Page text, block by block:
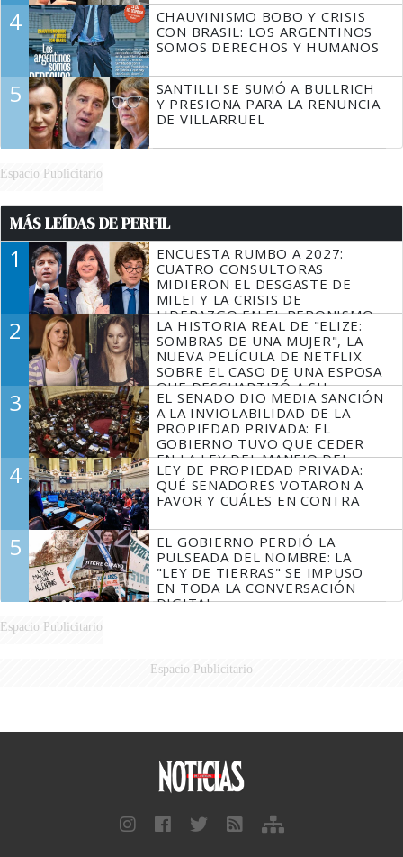
4
CHAUVINISMO BOBO Y CRISIS
CON BRASIL: LOS ARGENTINOS
SOMOS DERECHOS Y HUMANOS
5
SANTILLI SE SUMÓ A BULLRICH
Y PRESIONA PARA LA RENUNCIA
DE VILLARRUEL
Espacio Publicitario
MÁS LEÍDAS DE PERFIL
1
ENCUESTA RUMBO A 2027:
CUATRO CONSULTORAS
MIDIERON EL DESGASTE DE
MILEI Y LA CRISIS DE
LIDERAZGO EN EL PERONISMO
2
LA HISTORIA REAL DE "ELIZE:
SOMBRAS DE UNA MUJER", LA
NUEVA PELÍCULA DE NETFLIX
SOBRE EL CASO DE UNA ESPOSA
QUE DESCUARTIZÓ A SU
MARIDO
3
EL SENADO DIO MEDIA SANCIÓN
A LA INVIOLABILIDAD DE LA
PROPIEDAD PRIVADA: EL
GOBIERNO TUVO QUE CEDER
EN LA LEY DEL MANEJO DEL
FUEGO
4
LEY DE PROPIEDAD PRIVADA:
QUÉ SENADORES VOTARON A
FAVOR Y CUÁLES EN CONTRA
5
EL GOBIERNO PERDIÓ LA
PULSEADA DEL NOMBRE: LA
"LEY DE TIERRAS" SE IMPUSO
EN TODA LA CONVERSACIÓN
DIGITAL
Espacio Publicitario
Espacio Publicitario